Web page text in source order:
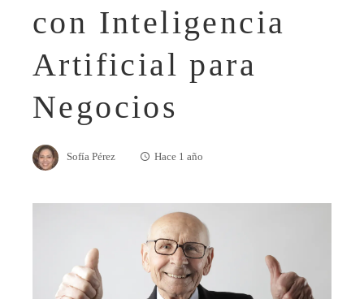
con Inteligencia
Artificial para
Negocios
Sofía Pérez Hace 1 año